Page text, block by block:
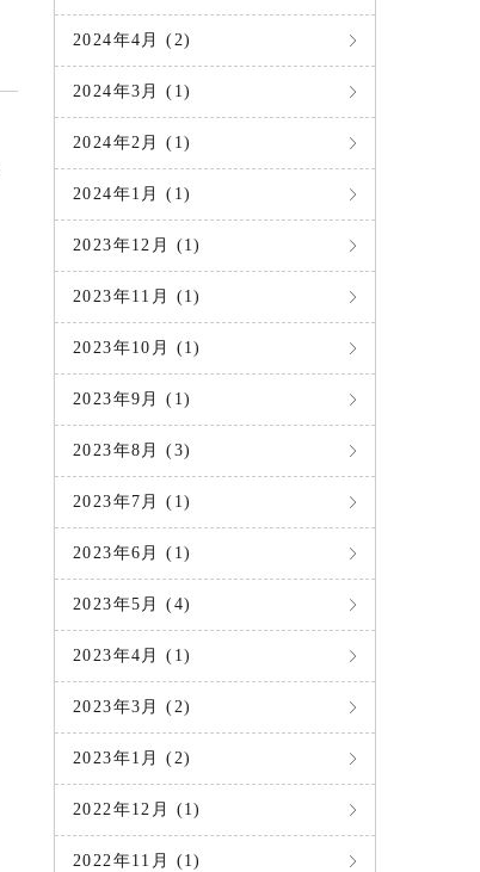
2024年4月 (2)
2024年3月 (1)
2024年2月 (1)
2024年1月 (1)
2023年12月 (1)
2023年11月 (1)
2023年10月 (1)
2023年9月 (1)
2023年8月 (3)
2023年7月 (1)
2023年6月 (1)
2023年5月 (4)
2023年4月 (1)
2023年3月 (2)
2023年1月 (2)
2022年12月 (1)
2022年11月 (1)